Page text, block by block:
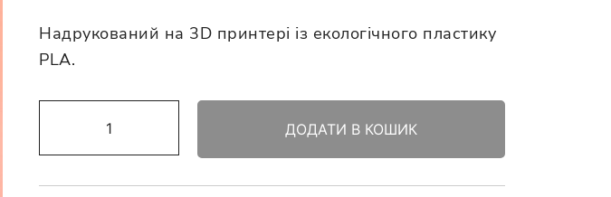
Надрукований на 3D принтері із екологічного пластику
PLA.
“Кажан»
кількість
ДОДАТИ В КОШИК